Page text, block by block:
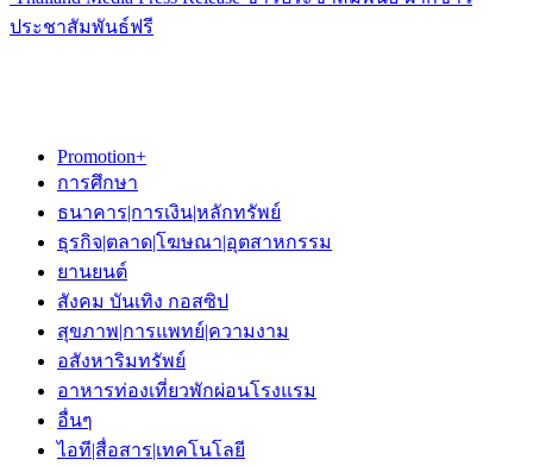
ประชาสัมพันธ์ฟรี
Promotion+
การศึกษา
ธนาคาร|การเงิน|หลักทรัพย์
ธุรกิจ|ตลาด|โฆษณา|อุตสาหกรรม
ยานยนต์
สังคม บันเทิง กอสซิป
สุขภาพ|การแพทย์|ความงาม
อสังหาริมทรัพย์
อาหารท่องเที่ยวพักผ่อนโรงแรม
อื่นๆ
ไอที|สื่อสาร|เทคโนโลยี